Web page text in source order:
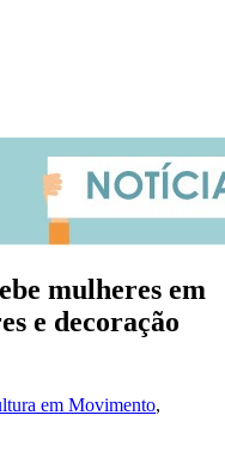
mulheres em
e decoração
em Movimento,